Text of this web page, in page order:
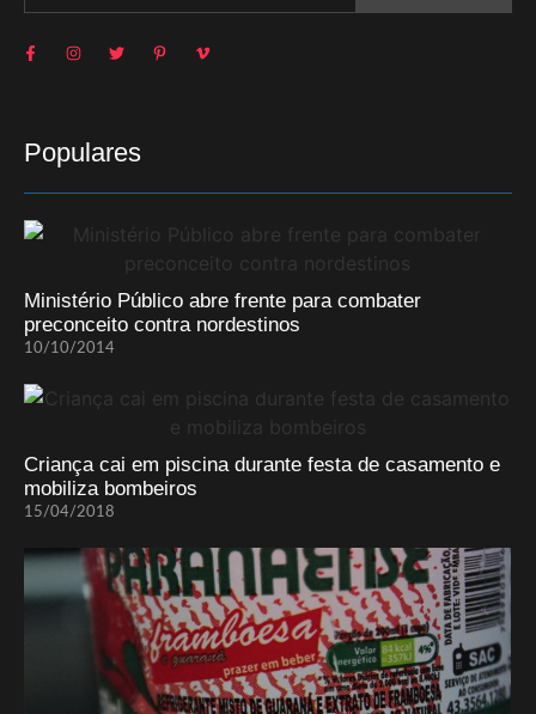
Populares
Ministério Público abre frente para combater
preconceito contra nordestinos
10/10/2014
Criança cai em piscina durante festa de casamento e
mobiliza bombeiros
15/04/2018